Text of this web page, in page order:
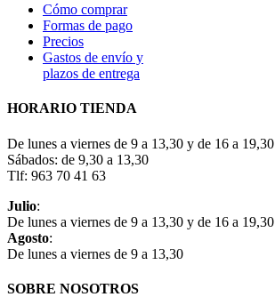
Cómo comprar
Formas de pago
Precios
Gastos de envío y
plazos de entrega
HORARIO TIENDA
De lunes a viernes de 9 a 13,30 y de 16 a 19,30
Sábados: de 9,30 a 13,30
Tlf: 963 70 41 63
Julio:
De lunes a viernes de 9 a 13,30 y de 16 a 19,30
Agosto:
De lunes a viernes de 9 a 13,30
SOBRE NOSOTROS